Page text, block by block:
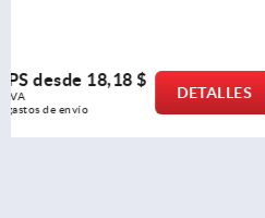
PVPS desde25,95 $
más gastos de envío